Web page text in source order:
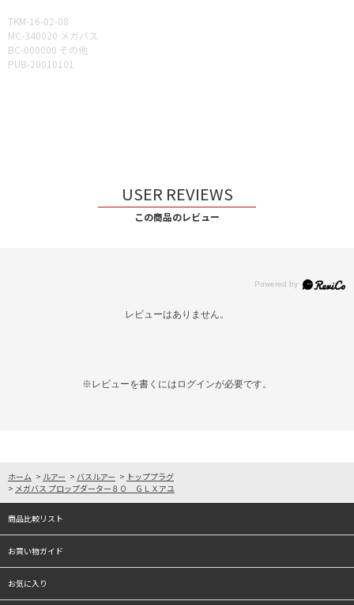
TKM-16-02-08
MC-340020 メガバス
BC-000000 その他
PUB-20010101
USER REVIEWS
この商品のレビュー
レビューはありません。
※レビューを書くには ログインが必要です。
ホーム > ルアー > バスルアー > トッププラグ
> メガバス プロップダーター８０ ＧＬＸアユ
商品比較リスト
お買い物ガイド
お気に入り